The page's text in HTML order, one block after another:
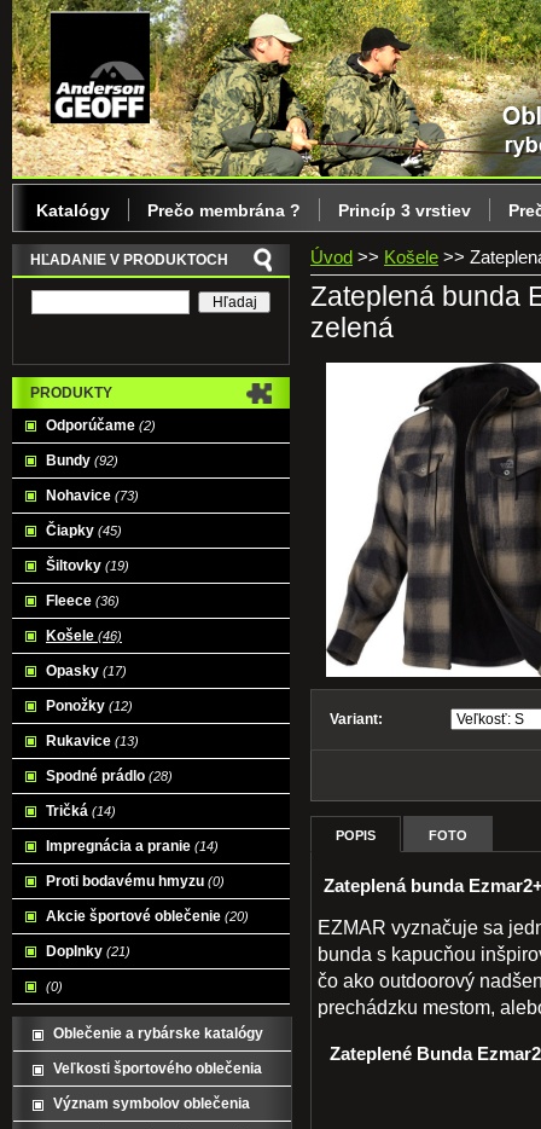
Úvod >> Košele >>
Zateplená bunda
zelená
Variant:
POPIS FOTO
Zateplená bunda
EZMAR vyznačuje sa
bunda s kapucňou
čo ako outdoorový
prechádzku mestom,
Zateplené Bunda
HĽADANIE V PRODUKTOCH
PRODUKTY
Odporúčame (2)
Bundy (92)
Nohavice (73)
Čiapky (45)
Šiltovky (19)
Fleece (36)
Košele (46)
Opasky (17)
Ponožky (12)
Rukavice (13)
Spodné prádlo (28)
Tričká (14)
Impregnácia a pranie (14)
Proti bodavému hmyzu (0)
Akcie športové oblečenie (20)
Doplnky (21)
(0)
Oblečenie a rybárske katalógy
Veľkosti športového oblečenia
Význam symbolov oblečenia
Katalógy Prečo membrána ? Princíp 3 vrstiev